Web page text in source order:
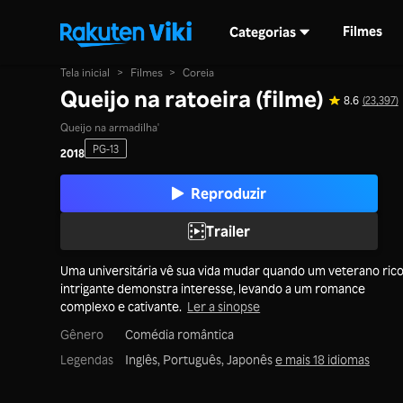
Categorias Filmes
Tela inicial > Filmes > Coreia
Queijo na ratoeira (filme) 8.6 (23,397)
Queijo na armadilha'
2018
PG-13
Reproduzir
Trailer
Uma universitária vê sua vida mudar quando um veterano
intrigante demonstra interesse, levando a um romance
complexo e cativante. Ler a sinopse
Gênero
Comédia romântica
Legendas
Inglês, Português, Japonêse mais 18 idiomas